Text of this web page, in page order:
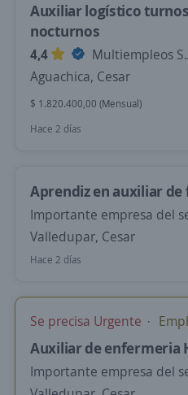
Auxiliar logístico
nocturnos
4,4
Multiempleos
Aguachica, Cesar
$ 1.820.400,00 (Mensual)
Hace 2 días
Aprendiz en auxiliar de
Importante empresa del
Valledupar, Cesar
Hace 2 días
Se precisa Urgente
Auxiliar de enfermeria
Importante empresa del